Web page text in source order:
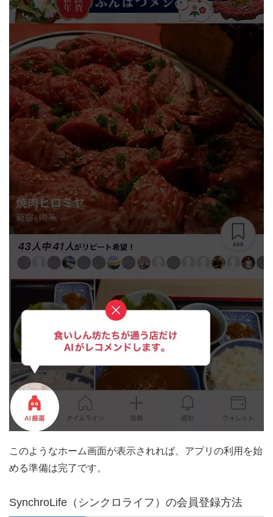
このようなホーム画面が表示されれば、アプリの利用を始
める準備は完了です。
SynchroLife（シンクロライフ）の会員登録方法